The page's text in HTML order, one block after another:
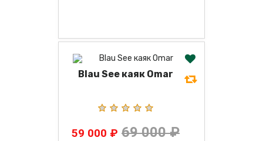
Blau See каяк Omar
59 000 ₽ 69 000 ₽